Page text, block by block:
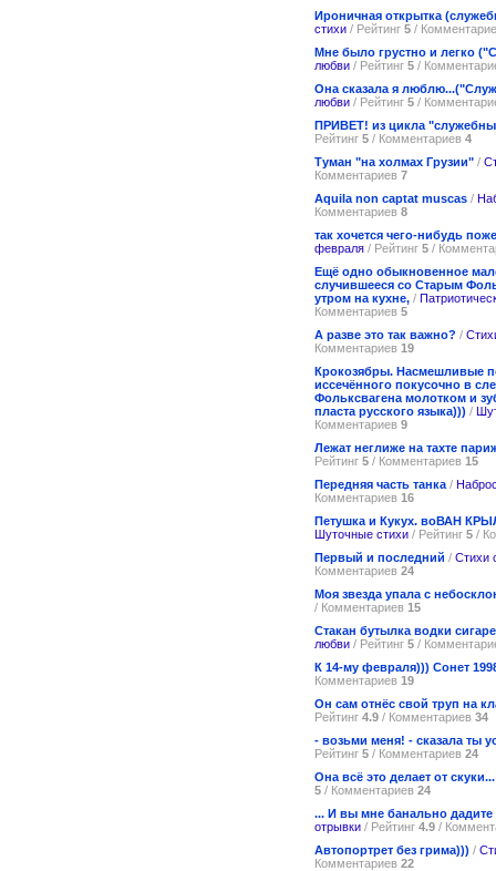
Ироничная открытка
стихи / Рейтинг 5 /
Мне было грустно и легко
любви / Рейтинг 5 /
Она сказала я
любви / Рейтинг 5 /
ПРИВЕТ! из цикла
Рейтинг 5 / Комментариев 4
Туман "на холмах Грузии" /
Комментариев 7
Aquila non captat muscas /
Комментариев 8
так хочется чего-нибудь
февраля / Рейтинг 5 /
Ещё одно обыкновенное
случившееся со Старым
утром на кухне, /
Комментариев 5
А разве это так важно? /
Комментариев 19
Крокозябры. Насмешливые
иссечённого покусочно в
Фольксвагена молотком и
пласта русского языка))) /
Комментариев 9
Лежат неглиже на тахте
Рейтинг 5 / Комментариев 15
Передняя часть танка /
Комментариев 16
Петушка и Кукух. воВАН
Шуточные стихи / Рейтинг 5 /
Первый и последний / Стихи
Комментариев 24
Моя звезда упала с
/ Комментариев 15
Стакан бутылка водки
любви / Рейтинг 5 /
К 14-му февраля))) Сонет
Комментариев 19
Он сам отнёс свой труп на
Рейтинг 4.9 / Комментариев 34
- возьми меня! - сказала ты
Рейтинг 5 / Комментариев 24
Она всё это делает от скуки...
5 / Комментариев 24
... И вы мне банально дадите
отрывки / Рейтинг 4.9 /
Автопортрет без грима))) /
Комментариев 22